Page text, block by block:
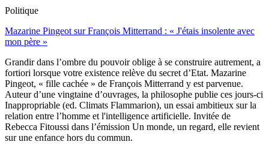
Politique
Mazarine Pingeot sur François Mitterrand : « J'étais insolente avec
mon père »
Grandir dans l’ombre du pouvoir oblige à se construire autrement, a
fortiori lorsque votre existence relève du secret d’Etat. Mazarine
Pingeot, « fille cachée » de François Mitterrand y est parvenue.
Auteur d’une vingtaine d’ouvrages, la philosophe publie ces jours-ci
Inappropriable (ed. Climats Flammarion), un essai ambitieux sur la
relation entre l’homme et l'intelligence artificielle. Invitée de
Rebecca Fitoussi dans l’émission Un monde, un regard, elle revient
sur une enfance hors du commun.